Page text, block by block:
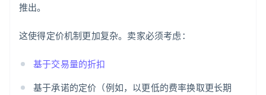
推出。
这使得定价机制更加复杂。卖家必须考虑：
基于交易量的折扣
基于承诺的定价（例如，以更低的费率换取更长期